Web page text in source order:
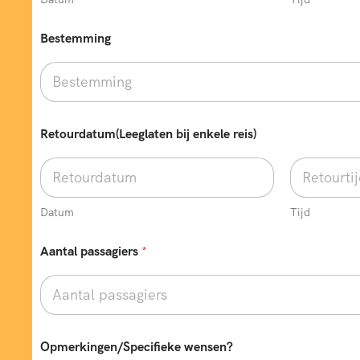
g
e
n
/
S
c
f
i
e
k
*
T
e
l
e
o
Bestemming
Retourdatum(Leeglaten bij enkele reis)
Datum Tijd
Aantal passagiers *
Opmerkingen/Specifieke wensen?